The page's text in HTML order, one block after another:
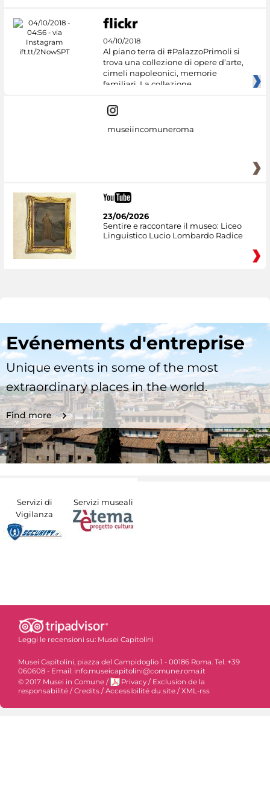
04/10/2018
Al piano terra di #PalazzoPrimoli si
trova una collezione di opere d’arte,
cimeli napoleonici, memorie
familiari. La collezione
museiincomuneroma
23/06/2026
Sentire e raccontare il museo: Liceo
Linguistico Lucio Lombardo Radice
Evénements d'entreprise
Unique events in some of the most
extraordinary places in the world.
Find more
Servizi di
Vigilanza
Servizi museali
Leggi le recensioni su: Musei Capitolini
Musei Capitolini, piazza del Campidoglio 1 - 00186 Roma. Tel. +39
060608 - Email: info.museicapitolini@comune.roma.it
© 2017 Musei in Comune / Privacy / Exclusion de la
responsabilité / Credits / Accessibilité du site / XML-rss